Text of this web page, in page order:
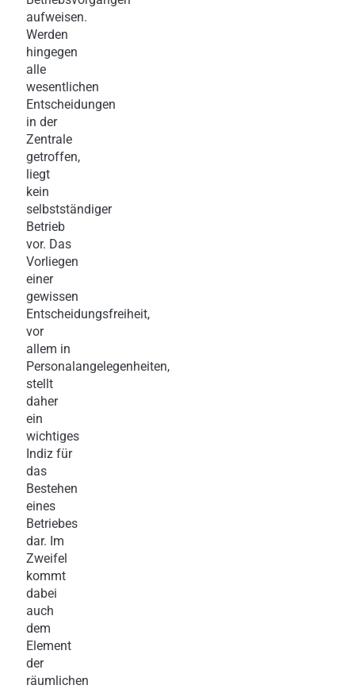
aufweisen.
Werden
hingegen
alle
wesentlichen
Entscheidungen
in der
Zentrale
getroffen,
liegt
kein
selbstständiger
Betrieb
vor. Das
Vorliegen
einer
gewissen
Entscheidungsfreiheit,
vor
allem in
Personalangelegenheiten,
stellt
daher
ein
wichtiges
Indiz für
das
Bestehen
eines
Betriebes
dar. Im
Zweifel
kommt
dabei
auch
dem
Element
der
räumlichen